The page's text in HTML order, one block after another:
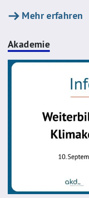
Mehr erfahren
Akademie